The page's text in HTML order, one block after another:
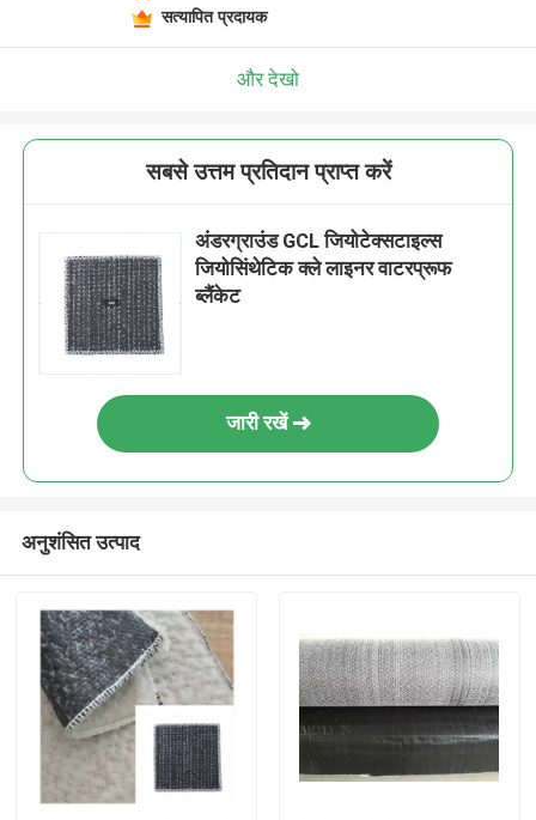
सत्यापित प्रदायक
और देखो
सबसे उत्तम प्रतिदान प्राप्त करें
अंडरग्राउंड GCL जियोटेक्सटाइल्स
जियोसिंथेटिक क्ले लाइनर वाटरप्रूफ
ब्लैंकेट
जारी रखें
अनुशंसित उत्पाद